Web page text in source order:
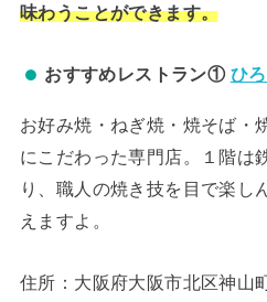
味わうことができます。
おすすめレストラン① ひ
お好み焼・ねぎ焼・焼そば・
にこだわった専門店。１階は
り、職人の焼き技を目で楽し
えますよ。
住所：大阪府大阪市北区神山